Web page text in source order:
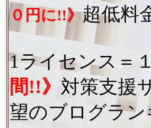
０円に!!》超低料
1ライセンス＝
間!!》 対策支援
望のブログラ